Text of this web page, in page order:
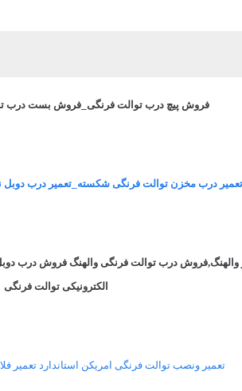
فروش پیچ درب توالت فرنگی_فروش بست درب
تعمیر درب مخزن توالت فرنگی شکسته_تعمیر درب دوبل
درب توالت فرنگی والهنگ فروش درب
الکترونیکی توالت فرنگی
تعمیر ونصب توالت فرنگی امریکن استاندارد تعمیر